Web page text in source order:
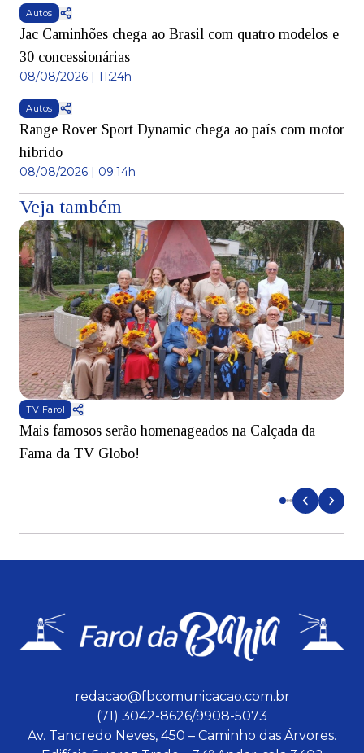
Autos
Jac Caminhões chega ao Brasil com quatro modelos e
30 concessionárias
08/08/2026 | 11:24h
Autos
Range Rover Sport Dynamic chega ao país com motor
híbrido
08/08/2026 | 09:14h
Veja também
TV Farol
Mais famosos serão homenageados na Calçada da
Fama da TV Globo!
redacao@fbcomunicacao.com.br
(71) 3042-8626/9908-5073
Av. Tancredo Neves, 450 – Caminho das Árvores.